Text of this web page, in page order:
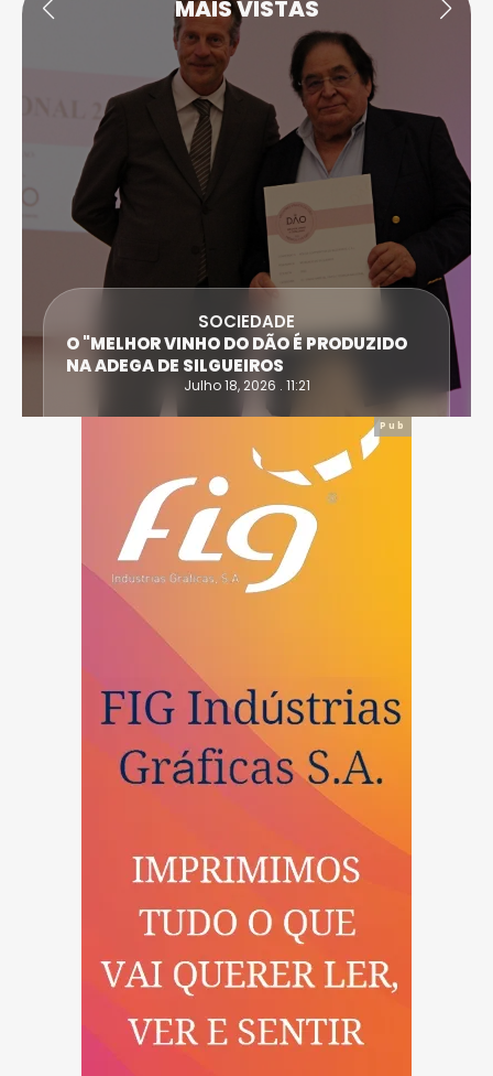
MAIS VISTAS
SOCIEDADE
O "MELHOR VINHO DO DÃO É PRODUZIDO
NA ADEGA DE SILGUEIROS
Julho 18, 2026 . 11:21
Pub